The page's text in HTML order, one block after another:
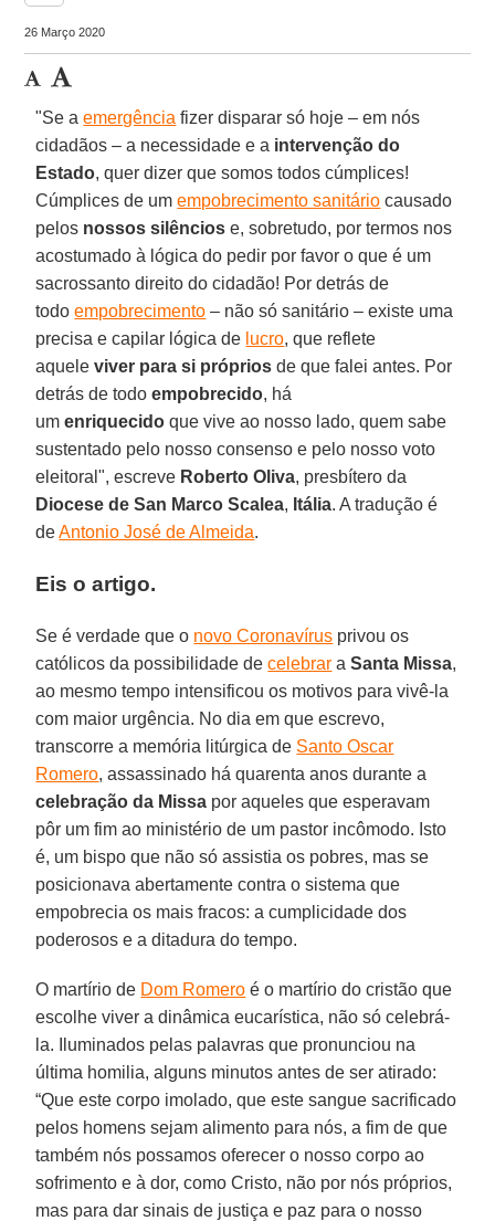
26 Março 2020
"Se aemergência fizer disparar só hoje – em nós
cidadãos – a necessidade e a intervenção do
Estado, quer dizer que somos todos cúmplices!
Cúmplices de umempobrecimento sanitário causado
pelos nossos silêncios e, sobretudo, por termos nos
acostumado à lógica do pedir por favor o que é um
sacrossanto direito do cidadão! Por detrás de
todoempobrecimento – não só sanitário – existe uma
precisa e capilar lógica de lucro, que reflete
aqueleviver para si próprios de que falei antes. Por
detrás de todoempobrecido, há
umenriquecido que vive ao nosso lado, quem sabe
sustentado pelo nosso consenso e pelo nosso voto
eleitoral", escreve Roberto Oliva, presbítero da
Diocese de San Marco Scalea, Itália. A tradução é
deAntonio José de Almeida.
Eis o artigo.
Se é verdade que o novo Coronavírus privou os
católicos da possibilidade decelebrar aSanta Missa,
ao mesmo tempo intensificou os motivos para vivê-la
com maior urgência. No dia em que escrevo,
transcorre a memória litúrgica de Santo Oscar
Romero, assassinado há quarenta anos durante a
celebração da Missa por aqueles que esperavam
pôr um fim ao ministério de um pastor incômodo. Isto
é, um bispo que não só assistia os pobres, mas se
posicionava abertamente contra o sistema que
empobrecia os mais fracos: a cumplicidade dos
poderosos e a ditadura do tempo.
O martírio de Dom Romero é o martírio do cristão que
escolhe viver a dinâmica eucarística, não só celebrá-
la. Iluminados pelas palavras que pronunciou na
última homilia, alguns minutos antes de ser atirado:
“Que este corpo imolado, que este sangue sacrificado
pelos homens sejam alimento para nós, a fim de que
também nós possamos oferecer o nosso corpo ao
sofrimento e à dor, como Cristo, não por nós próprios,
mas para dar sinais de justiça e paz para o nosso